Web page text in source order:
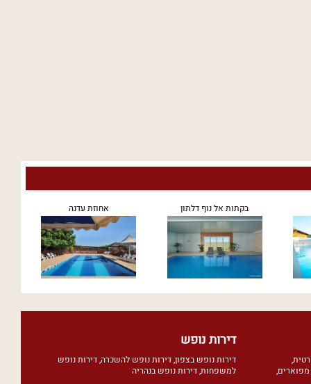
בקתות אל נוף דלתון אחוזת עדנה
,
,
דירות נופש
דירות נופש בצפון,דירות נופש להשכרה,דירות נופש
למשפחות,דירות נופש בנהריה